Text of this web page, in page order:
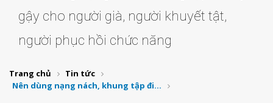
gậy cho người già, người khuyết tật,
người phục hồi chức năng
Trang chủ
Tin tức
Nên dùng nạng nách, khung tập đi...